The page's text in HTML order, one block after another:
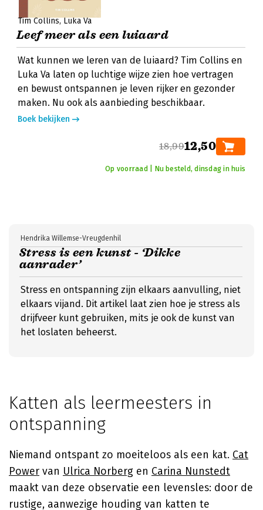
Tim Collins Luka Va
Leef meer als een luiaard
Wat kunnen we leren van de luiaard? Tim Collins en
Luka Va laten op luchtige wijze zien hoe vertragen
en bewust ontspannen je leven rijker en gezonder
maken. Nu ook als aanbieding beschikbaar.
Boek bekijken
18,9912,50
Op voorraad | Nu besteld, dinsdag in huis
Stress is een kunst - ‘Dikke
aanrader’
Hendrika Willemse-Vreugdenhil
Stress en ontspanning zijn elkaars aanvulling, niet
elkaars vijand. Dit artikel laat zien hoe je stress als
drijfveer kunt gebruiken, mits je ook de kunst van
het loslaten beheerst.
Katten als leermeesters in
ontspanning
Niemand ontspant zo moeiteloos als een kat. Cat
Power van Ulrica Norberg en Carina Nunstedt
maakt van deze observatie een levensles: door de
rustige, aanwezige houding van katten te